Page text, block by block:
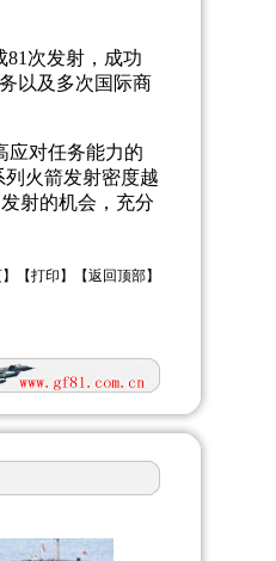
次发射，成功
以及多次国际商
对任务能力的
火箭发射密度越
射的机会，充分
】【打印 】【返回顶部】